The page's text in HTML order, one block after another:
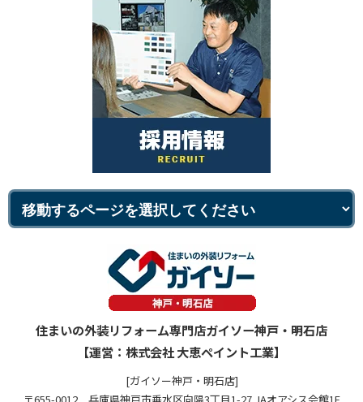
住まいの外装リフォーム専門店ガイソー神戸・明石店
【運営：株式会社 大恵ペイント工業】
[ガイソー神戸・明石店]
〒655-0012 兵庫県神戸市垂水区向陽3丁目1-27 JAオアシス会館1F